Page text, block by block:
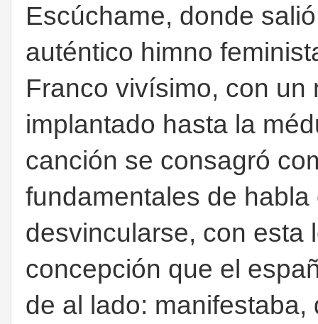
Escúchame, donde
auténtico himno
Franco vivísimo, con un
implantado hasta la
canción se consagró
fundamentales de
desvincularse, con esta
concepción que el
de al lado: